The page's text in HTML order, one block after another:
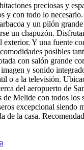
preciosas y
y con todo lo
y un pilón grande
un chapuzón.
exterior. Y una fuente
posibles
con salón grande
y sonido
o a la televisión.
del aeropuerto de
de Melide con todos los
excepcional siendo
de la casa.